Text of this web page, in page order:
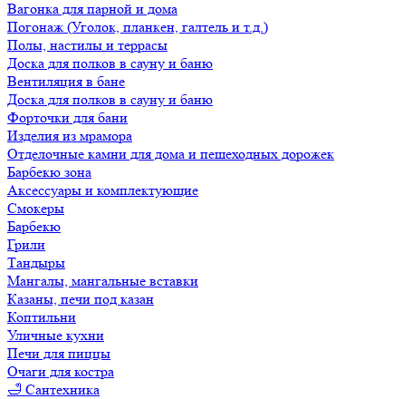
Вагонка для парной и дома
Погонаж (Уголок, планкен, галтель и т.д.)
Полы, настилы и террасы
Доска для полков в сауну и баню
Вентиляция в бане
Доска для полков в сауну и баню
Форточки для бани
Изделия из мрамора
Отделочные камни для дома и пешеходных дорожек
Барбекю зона
Аксессуары и комплектующие
Смокеры
Барбекю
Грили
Тандыры
Мангалы, мангальные вставки
Казаны, печи под казан
Коптильни
Уличные кухни
Печи для пиццы
Очаги для костра
🛁 Сантехника